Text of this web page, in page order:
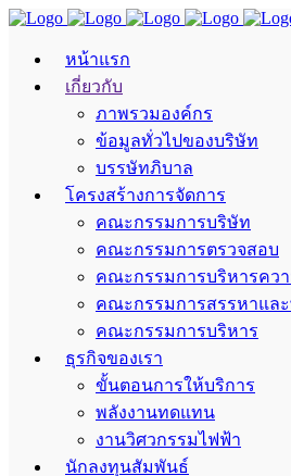
หน้าแรก
เกี่ยวกับ
ภาพรวมองค์กร
ข้อมูลทั่วไปของบริษัท
บรรษัทภิบาล
โครงสร้างการจัดการ
คณะกรรมการบริษัท
คณะกรรมการตรวจสอบ
คณะกรรมการบริหารควา
คณะกรรมการสรรหาแล
คณะกรรมการบริหาร
ธุรกิจของเรา
ขั้นตอนการให้บริการ
พลังงานทดแทน
งานวิศวกรรมไฟฟ้า
นักลงทุนสัมพันธ์